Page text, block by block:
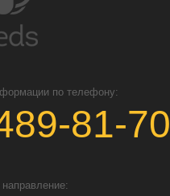
по телефону:
81-70